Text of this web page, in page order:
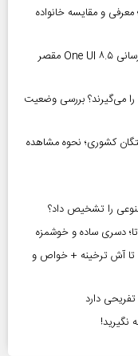
و مقایسه خانواده
بحران باتری در گوشی‌های سامسونگ؛ آیا به‌روزرسانی One UI ۸.۵ مقصر
می‌گیرند؟ بررسی وضعیت
بازنشستگان کشوری؛ نحوه مشاهده
را تشخیص داد؟
دسری ساده و خوشمزه
تا آش ترخینه + خواص و
دارد
نگیرید!